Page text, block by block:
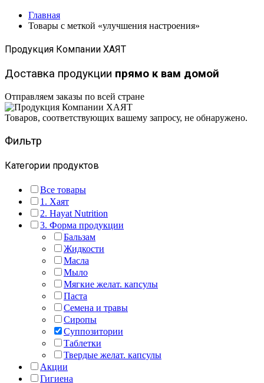
Главная
Товары с меткой «улучшения настроения»
Продукция Компании ХАЯТ
Доставка продукции прямо к вам домой
Отправляем заказы по всей стране
Товаров, соответствующих вашему запросу, не обнаружено.
Фильтр
Категории продуктов
Все товары
1. Хаят
2. Hayat Nutrition
3. Форма продукции
Бальзам
Жидкости
Масла
Мыло
Мягкие желат. капсулы
Паста
Семена и травы
Сиропы
Суппозитории
Таблетки
Твердые желат. капсулы
Акции
Гигиена